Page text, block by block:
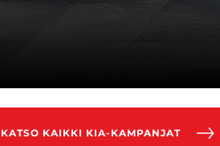
KATSO KAIKKI KIA-KAMPANJAT